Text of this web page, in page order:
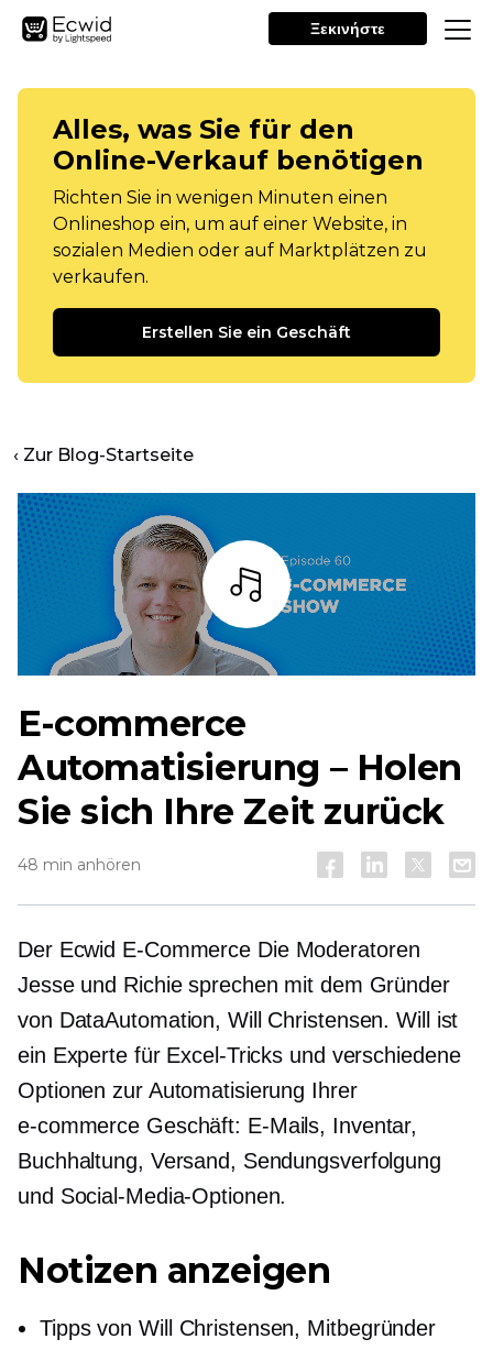
Ξεκινήστε
Alles, was Sie für den
Online-Verkauf benötigen
Richten Sie in wenigen Minuten einen
Onlineshop ein, um auf einer Website, in
sozialen Medien oder auf Marktplätzen zu
verkaufen.
Erstellen Sie ein Geschäft
‹ Zur Blog-Startseite
Zuhören
E-commerce
Automatisierung – Holen
Sie sich Ihre Zeit zurück
48 min anhören
Der Ecwid E-Commerce Die Moderatoren
Jesse und Richie sprechen mit dem Gründer
von DataAutomation, Will Christensen. Will ist
ein Experte für Excel-Tricks und verschiedene
Optionen zur Automatisierung Ihrer
e-commerce Geschäft: E-Mails, Inventar,
Buchhaltung, Versand, Sendungsverfolgung
und Social-Media-Optionen.
Notizen anzeigen
Tipps von Will Christensen, Mitbegründer